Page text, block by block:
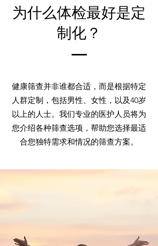
为什么体检最好是定
制化？
健康筛查并非谁都合适，而是根据特定
人群定制，包括男性、女性，以及40岁
以上的人士。我们专业的医护人员将为
您介绍各种筛查选项，帮助您选择最适
合您独特需求和情况的筛查方案。